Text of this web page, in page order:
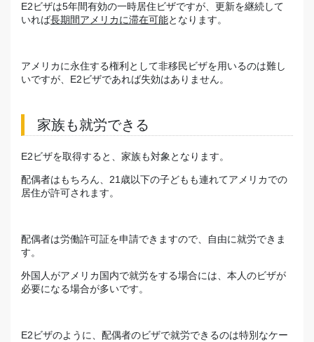
E2ビザは5年間有効の一時居住ビザですが、更新を継続して
いれば長期間アメリカに滞在可能となります。
アメリカに永住する権利として非移民ビザを用いるのは難し
いですが、E2ビザであれば失効はありません。
家族も就労できる
E2ビザを取得すると、家族も対象となります。
配偶者はもちろん、21歳以下の子どもも連れてアメリカでの
居住が許可されます。
配偶者は労働許可証を申請できますので、 自由に就労できま
す。
外国人がアメリカ国内で就労をする場合には、本人のビザが
必要になる場合が多いです。
E2ビザのように、配偶者のビザで就労できるのは特別なケー